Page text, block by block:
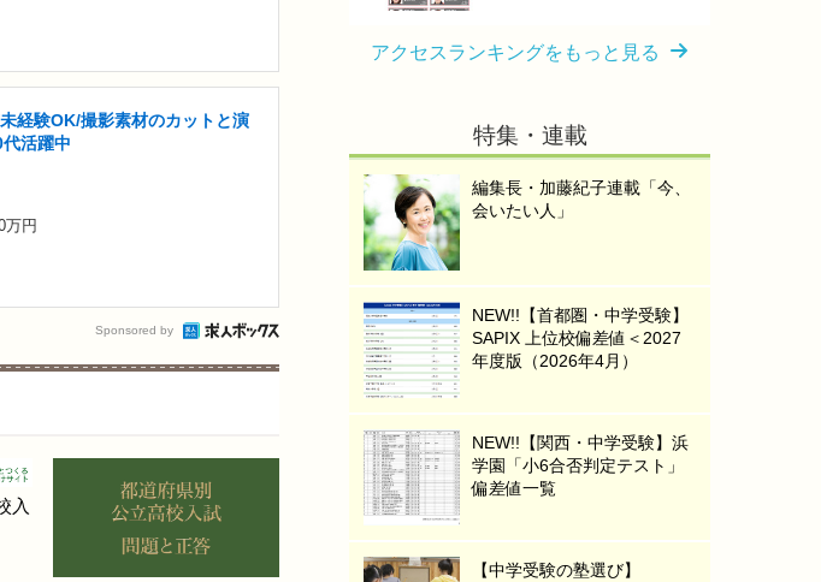
経験OK/撮影素材のカットと演
活躍中
万円
Sponsored by
入
アクセスランキングをもっと見る
特集・連載
編集長・加藤紀子連載「今、
会いたい人」
NEW!!【首都圏・中学受験】
SAPIX 上位校偏差値＜2027
年度版（2026年4月）
NEW!!【関西・中学受験】浜
学園「小6合否判定テスト」
偏差値一覧
【中学受験の塾選び】